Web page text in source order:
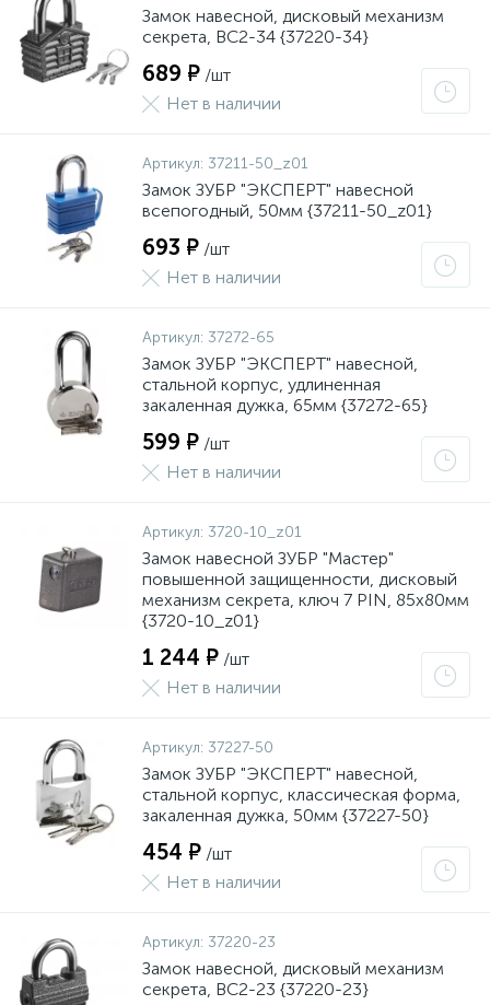
Замок навесной, дисковый механизм
секрета, ВС2-34 {37220-34}
689 ₽ /шт
Нет в наличии
Артикул: 37211-50_z01
Замок ЗУБР "ЭКСПЕРТ" навесной
всепогодный, 50мм {37211-50_z01}
693 ₽ /шт
Нет в наличии
Артикул: 37272-65
Замок ЗУБР "ЭКСПЕРТ" навесной,
стальной корпус, удлиненная
закаленная дужка, 65мм {37272-65}
599 ₽ /шт
Нет в наличии
Артикул: 3720-10_z01
Замок навесной ЗУБР "Мастер"
повышенной защищенности, дисковый
механизм секрета, ключ 7 PIN, 85х80мм
{3720-10_z01}
1 244 ₽ /шт
Нет в наличии
Артикул: 37227-50
Замок ЗУБР "ЭКСПЕРТ" навесной,
стальной корпус, классическая форма,
закаленная дужка, 50мм {37227-50}
454 ₽ /шт
Нет в наличии
Артикул: 37220-23
Замок навесной, дисковый механизм
секрета, ВС2-23 {37220-23}